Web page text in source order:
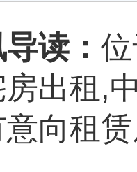
读：
出租,
意向租